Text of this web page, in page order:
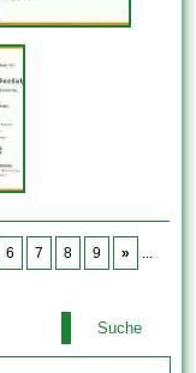
6 7 8 9 »
Suche